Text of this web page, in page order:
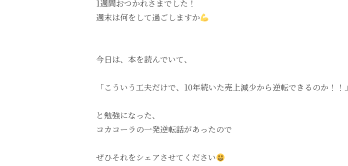
1週間おつかれさまでした！
週末は何をして過ごしますか
今日は、本を読んでいて、
「こういう工夫だけで、10年続いた売上減少から逆転できるのか！！」
と勉強になった、
コカコーラの一発逆転話があったので
ぜひそれをシェアさせてください